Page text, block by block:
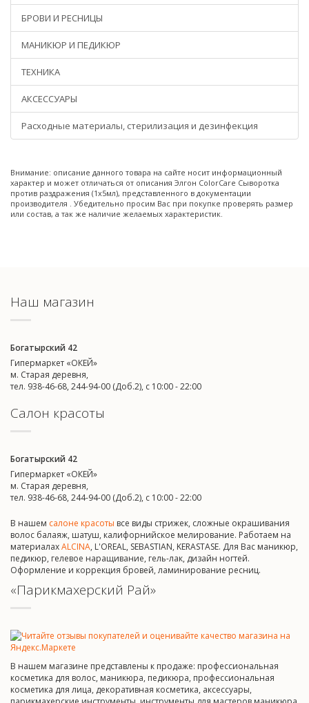
БРОВИ И РЕСНИЦЫ
МАНИКЮР И ПЕДИКЮР
ТЕХНИКА
АКСЕССУАРЫ
Расходные материалы, стерилизация и дезинфекция
Внимание: описание данного товара на сайте носит информационный
характер и может отличаться от описания Элгон ColorCare Сыворотка
против раздражения (1х5мл), представленного в документации
производителя . Убедительно просим Вас при покупке проверять размер
или состав, а так же наличие желаемых характеристик.
Наш магазин
Богатырский 42
Гипермаркет «ОКЕЙ»
м. Старая деревня,
тел. 938-46-68, 244-94-00 (Доб.2), c 10:00 - 22:00
Салон красоты
Богатырский 42
Гипермаркет «ОКЕЙ»
м. Старая деревня,
тел. 938-46-68, 244-94-00 (Доб.2), c 10:00 - 22:00
В нашем салоне красоты все виды стрижек, сложные окрашивания
волос балаяж, шатуш, калифорнийское мелирование. Работаем на
материалахALCINA, L'OREAL, SEBASTIAN, KERASTASE. Для Вас маникюр,
педикюр, гелевое наращивание, гель-лак, дизайн ногтей.
Оформление и коррекция бровей, ламинирование ресниц.
«Парикмахерский Рай»
В нашем магазине представлены к продаже: профессиональная
косметика для волос, маникюра, педикюра, профессиональная
косметика для лица, декоративная косметика, аксессуары,